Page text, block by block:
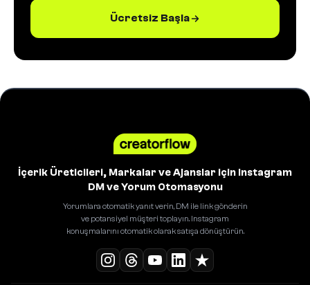
Ücretsiz Başla
İçerik Üreticileri, Markalar ve Ajanslar için Instagram
DM ve Yorum Otomasyonu
Yorumlara otomatik yanıt verin, DM ile link gönderin
ve potansiyel müşteri toplayın. Instagram
konuşmalarını otomatik olarak satışa dönüştürün.